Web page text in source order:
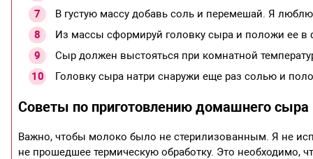
В густую массу добавь соль и перемешай. Я
Из массы сформируй головку сыра и положи ее в
Сыр должен выстояться при комнатной
Головку сыра натри снаружи еще раз солью и
Советы по приготовлению домашнего
Важно, чтобы молоко было не стерилизованным. Я не
не прошедшее термическую обработку. Это необходимо,